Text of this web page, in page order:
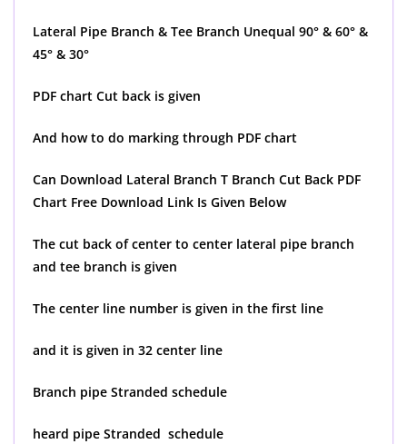
Lateral Pipe Branch & Tee Branch Unequal 90° & 60° &
45° & 30°
PDF chart Cut back is given
And how to do marking through PDF chart
Can Download Lateral Branch T Branch Cut Back PDF
Chart Free Download Link Is Given Below
The cut back of center to center lateral pipe branch
and tee branch is given
The center line number is given in the first line
and it is given in 32 center line
Branch pipe Stranded schedule
heard pipe Stranded schedule